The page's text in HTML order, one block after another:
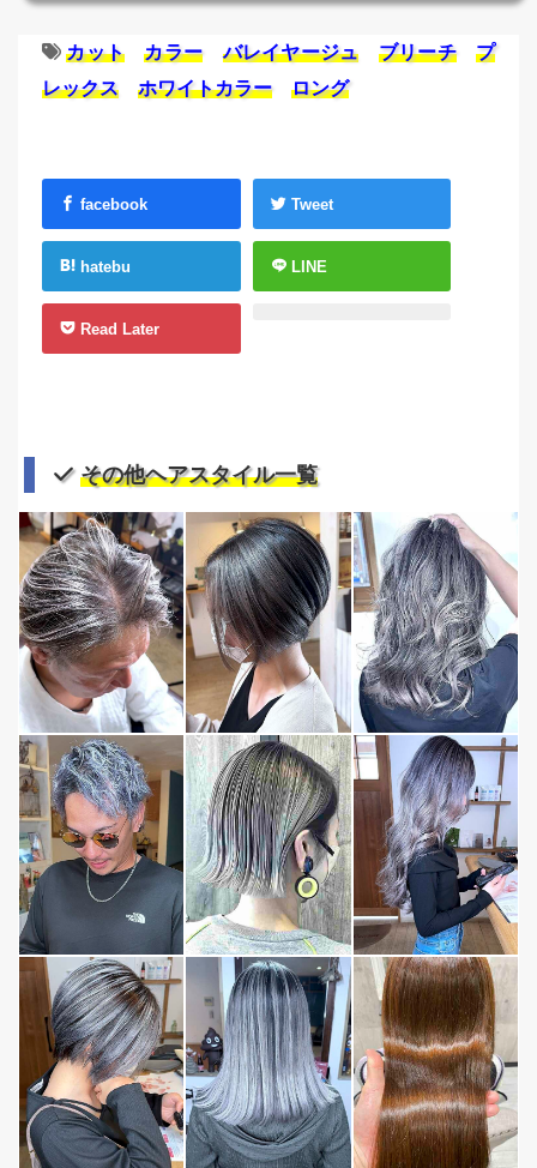
カット カラー バレイヤージュ ブリーチ
プ
レックス
ホワイトカラー ロング
facebook Tweet
hatebu LINE
Read Later
その他ヘアスタイル一覧